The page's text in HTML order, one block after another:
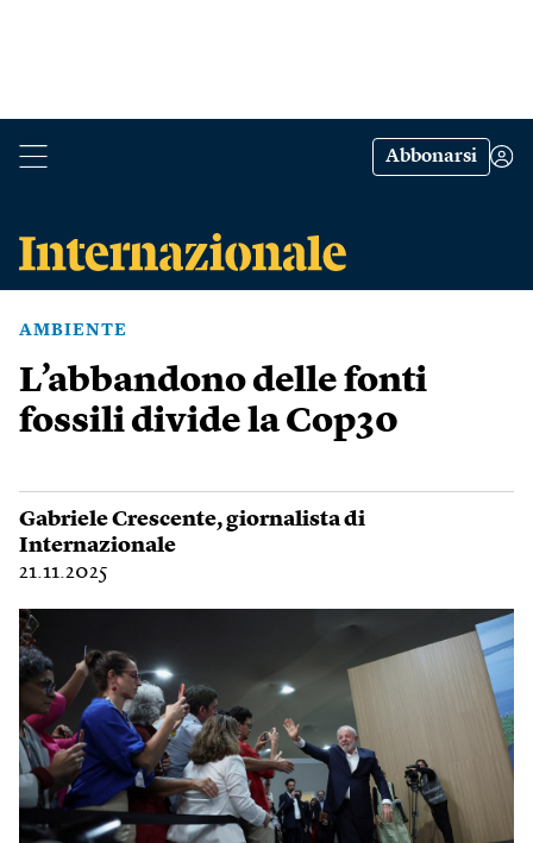
Abbonarsi
AMBIENTE
L’abbandono delle fonti
fossili divide la Cop30
Gabriele Crescente, giornalista di
Internazionale
21.11.2025